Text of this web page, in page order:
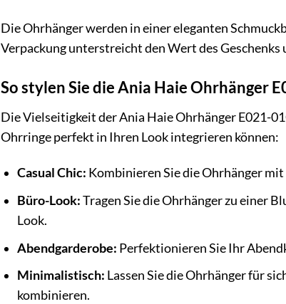
Die Ohrhänger werden in einer eleganten
Verpackung unterstreicht den Wert des
So stylen Sie die Ania Haie Ohrhänger
Die Vielseitigkeit der Ania Haie Ohrhänger E021-
Ohrringe perfekt in Ihren Look integrieren können:
Casual Chic: Kombinieren Sie die Ohrhänger
Büro-Look:Tragen Sie die Ohrhänger zu einer
Look.
Abendgarderobe: Perfektionieren Sie Ihr
Minimalistisch: Lassen Sie die Ohrhänger für
kombinieren.